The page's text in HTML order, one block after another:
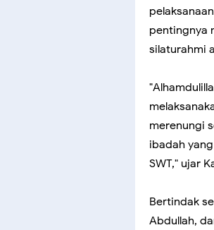
pentingnya
silaturahmi
merenungi
ibadah
SWT," ujar
Bertindak
Abdullah,